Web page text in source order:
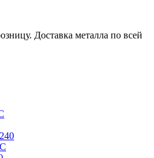
Доставка металла по всей